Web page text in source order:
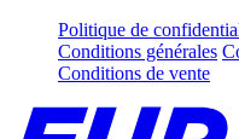
Politique de
Conditions générales
Conditions de vente